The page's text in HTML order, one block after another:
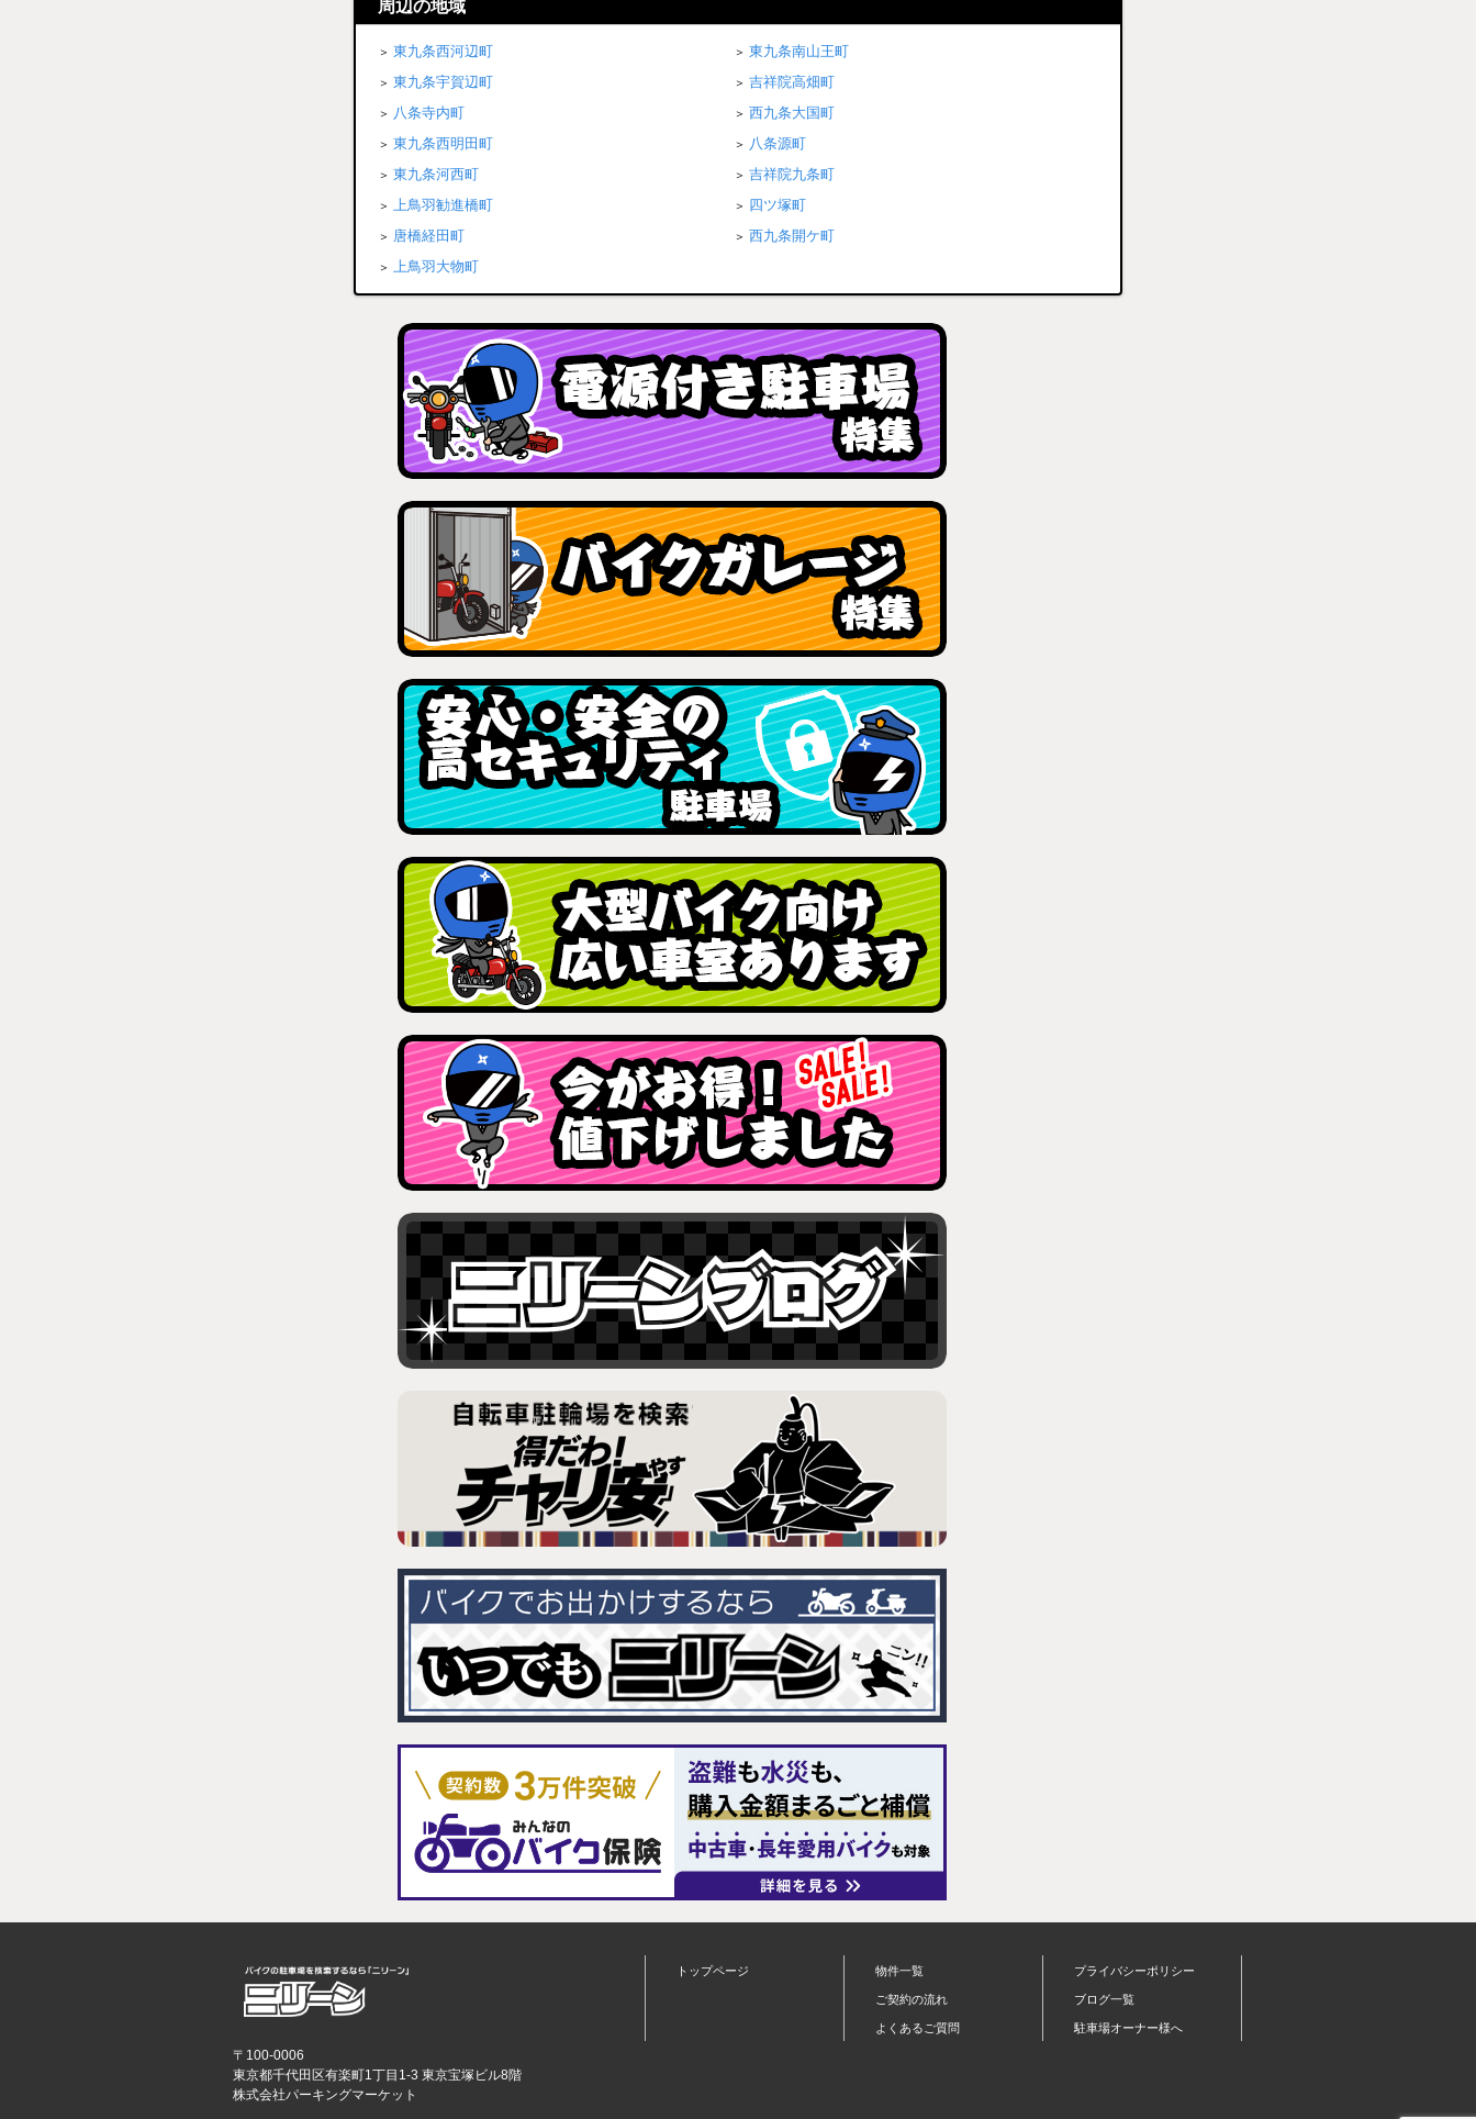
周辺の地域
東九条西河辺町
東九条南山王町
東九条宇賀辺町
吉祥院高畑町
八条寺内町
西九条大国町
東九条西明田町
八条源町
東九条河西町
吉祥院九条町
上鳥羽勧進橋町
四ツ塚町
唐橋経田町
西九条開ケ町
上鳥羽大物町
〒100-0006
東京都千代田区有楽町1丁目1-3 東京宝塚ビル8階
株式会社パーキングマーケット
トップページ 物件一覧
ご契約の流れ
よくあるご質問
プライバシーポリシー
ブログ一覧
駐車場オーナー様へ